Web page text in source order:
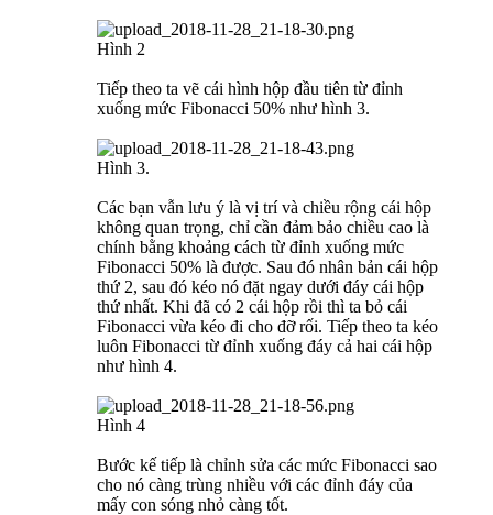
Hình 2
Tiếp theo ta vẽ cái hình hộp đầu tiên từ đỉnh
xuống mức Fibonacci 50% như hình 3.
Hình 3.
Các bạn vẫn lưu ý là vị trí và chiều rộng cái hộp
không quan trọng, chỉ cần đảm bảo chiều cao là
chính bằng khoảng cách từ đỉnh xuống mức
Fibonacci 50% là được. Sau đó nhân bản cái hộp
thứ 2, sau đó kéo nó đặt ngay dưới đáy cái hộp
thứ nhất. Khi đã có 2 cái hộp rồi thì ta bỏ cái
Fibonacci vừa kéo đi cho đỡ rối. Tiếp theo ta kéo
luôn Fibonacci từ đỉnh xuống đáy cả hai cái hộp
như hình 4.
Hình 4
Bước kế tiếp là chỉnh sửa các mức Fibonacci sao
cho nó càng trùng nhiều với các đỉnh đáy của
mấy con sóng nhỏ càng tốt.